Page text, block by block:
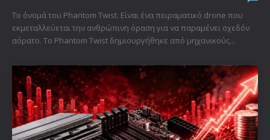
Το όνομά του Phantom Twist. Είναι ένα πειραματικό drone που
εκμεταλλεύεται την ανθρώπινη όραση για να παραμένει σχεδόν
αόρατο. Το Phantom Twist δημιουργήθηκε από μηχανικούς...